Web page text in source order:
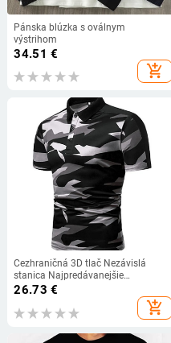
Pánska blúzka s oválnym
výstrihom
34.51 €
add_shopping_cart
Cezhraničná 3D tlač Nezávislá
stanica Najpredávanejšie
Populárne Denná kultúra
26.73 €
add_shopping_cart